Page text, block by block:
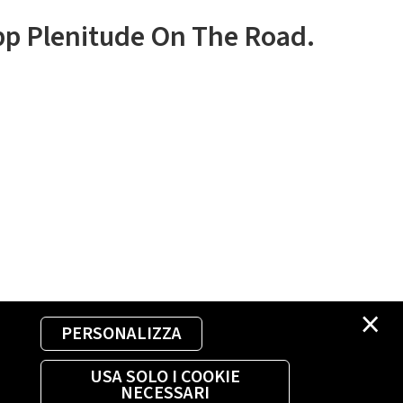
×
PERSONALIZZA
USA SOLO I COOKIE
NECESSARI
Plenitude On The Road.